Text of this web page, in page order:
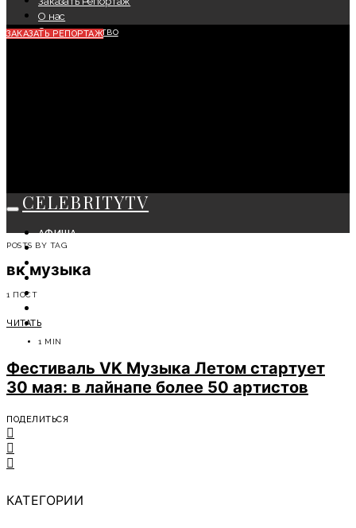
О нас
Сотрудничество
ЗАКАЗАТЬ РЕПОРТАЖ
CELEBRITYTV
АФИША
СОБЫТИЯ
КРАСОТА
МОДА
СОВЕТЫ ЭКСПЕРТОВ
POSTS BY TAG
вк музыка
1 ПОСТ
ЧИТАТЬ
1 MIN
Фестиваль VK Музыка Летом стартует
30 мая: в лайнапе более 50 артистов
ПОДЕЛИТЬСЯ
КАТЕГОРИИ